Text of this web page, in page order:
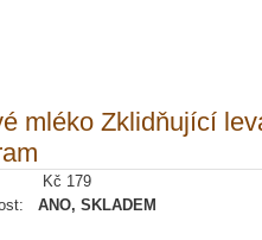
mléko Zklidňující
Kč 179
ANO, SKLADEM